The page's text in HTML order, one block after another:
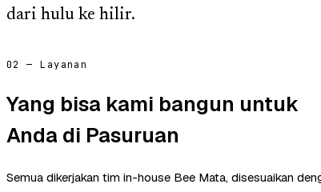
dari hulu ke hilir.
02 — Layanan
Yang bisa kami bangun untuk
Anda di Pasuruan
Semua dikerjakan tim in-house Bee Mata, disesuaikan